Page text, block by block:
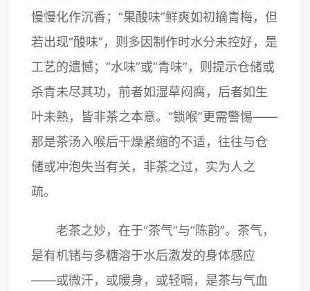
慢慢化作沉香；“果酸味”鲜爽如初摘青梅，但
若出现“酸味”，则多因制作时水分未控好，是
工艺的遗憾；“水味”或“青味”，则提示仓储或
杀青未尽其功，前者如湿草闷腐，后者如生
叶未熟，皆非茶之本意。“锁喉”更需警惕——
那是茶汤入喉后干燥紧缩的不适，往往与仓
储或冲泡失当有关，非茶之过，实为人之
疏。
老茶之妙，在于“茶气”与“陈韵”。茶气，
是有机锗与多糖溶于水后激发的身体感应
——或微汗，或暖身，或轻嗝，是茶与气血